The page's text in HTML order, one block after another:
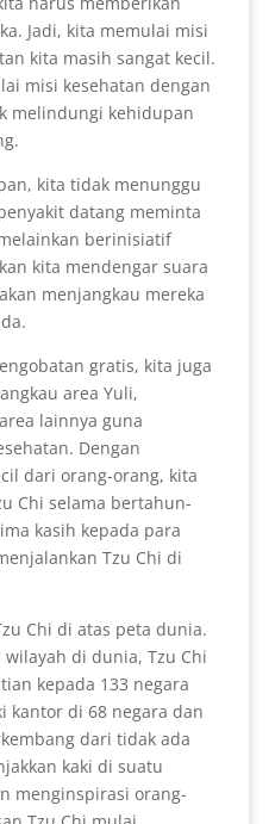
Jadi, kita memulai misi
kita masih sangat kecil.
misi kesehatan dengan
melindungi kehidupan
kita tidak menunggu
datang meminta
berinisiatif
kita mendengar suara
menjangkau mereka
gratis, kita juga
area Yuli,
lainnya guna
Dengan
dari orang-orang, kita
Chi selama bertahun-
kasih kepada para
Tzu Chi di
Chi di atas peta dunia.
di dunia, Tzu Chi
kepada 133 negara
kantor di 68 negara dan
dari tidak ada
kaki di suatu
menginspirasi orang-